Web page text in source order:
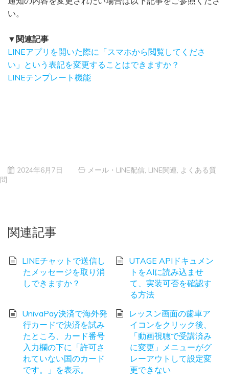
い。
▼関連記事
LINEアプリを開いた際に「スマホから閲覧してくださ
い」という表記を変更することはできますか？
LINEテンプレート機能
2024年6月7日 メール・LINE配信 LINE関連 よくある質
問
関連記事
LINEチャットで送信し
たメッセージを取り消
しできますか？
UTAGE APIドキュメン
トをAIに読み込ませ
て、実装可否を確認す
る方法
UnivaPay決済で海外発
行カードで決済を試み
たところ、カード番号
入力欄の下に「許可さ
れていない国のカード
です。」を表示。
レッスン画面の歯車ア
イコンをクリック後、
「動画視聴で受講済み
に変更」メニューがグ
レーアウトして設定変
更できない